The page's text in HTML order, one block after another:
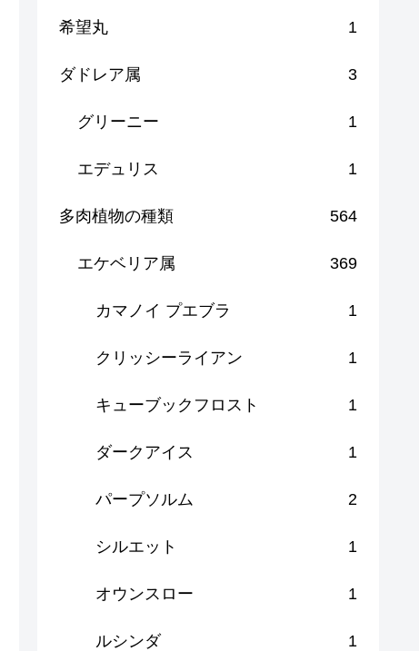
希望丸 1
ダドレア属 3
グリーニー 1
エデュリス 1
多肉植物の種類 564
エケベリア属 369
カマノイ プエブラ 1
クリッシーライアン 1
キューブックフロスト 1
ダークアイス 1
パープソルム 2
シルエット 1
オウンスロー 1
ルシンダ 1